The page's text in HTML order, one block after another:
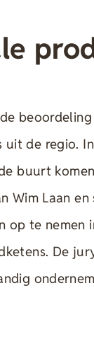
de regio.
buurt
Wim Laan
op te nemen
De